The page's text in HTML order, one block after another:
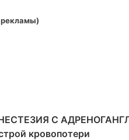
С
кровопотери